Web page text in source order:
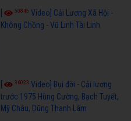
50845 Video] Cải Lương Xã Hội -
Không Chồng - Vũ Linh Tài Linh
36023 Video] Bụi đời - Cải lương
trước 1975 Hùng Cường, Bạch Tuyết,
Mỹ Châu, Dũng Thanh Lâm